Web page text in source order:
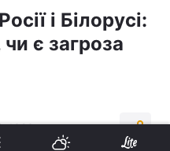
і Білорусі:
чи є загроза
1323